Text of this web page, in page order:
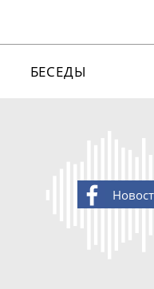
БЕСЕДЫ